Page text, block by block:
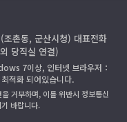
촌동, 군산시청) 대표전화
당직실 연결)
7이상, 인터넷 브라우저：
적화 되어있습니다.
거부하며, 이를 위반시 정보통신
바랍니다.